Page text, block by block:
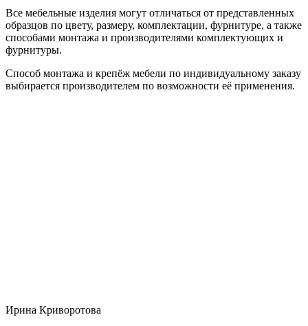
Все мебельные изделия могут отличаться от представленных
образцов по цвету, размеру, комплектации, фурнитуре, а также
способами монтажа и производителями комплектующих и
фурнитуры.
Способ монтажа и крепёж мебели по индивидуальному заказу
выбирается производителем по возможности её применения.
Ирина Криворотова